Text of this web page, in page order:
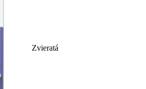
Zvieratá